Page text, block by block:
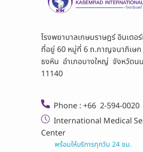
โรงพยาบาลเกษมราษฎร์ อินเตอร์
ที่อยู่ 60 หมู่ที่ 6 ถ.กาญจนาภิเษก
ธงหิน อำเภอบางใหญ่ จังหวัดน
11140
Phone : +66 2-594-0020
International Medical
Center
พร้อมให้บริการทุกวัน 24 ชม.